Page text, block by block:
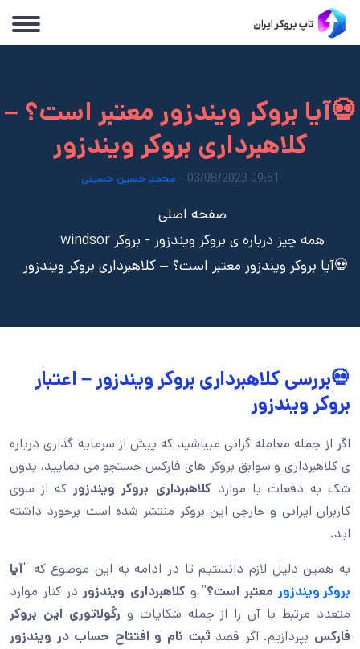
💀آیا بروکر ویندزور معتبر است؟ –
کلاهبرداری بروکر ویندزور
09:51 03/08/2023 - محمد حسین حسینی
صفحه اصلی
همه چیز درباره ی بروکر ویندزور - بروکر windsor
💀آیا بروکر ویندزور معتبر است؟ – کلاهبرداری بروکر ویندزور
💀بررسی کلاهبرداری بروکر ویندزور – اعتبار
بروکر ویندزور
اگر از جمله معامله گرانی میباشید که پیش از سرمایه گذاری درباره
ی کلاهبرداری و سوابق بروکر های فارکس جستجو می نمایید، بدون
شک به دفعات با موارد کلاهبرداری بروکر ویندزورکه از سوی
کاربران ایرانی و خارجی این بروکر منتشر شده است برخورد داشته
اید.
به همین دلیل لازم دانستیم تا در ادامه به این موضوع که “آیا
بروکر ویندزور معتبر است؟” و کلاهبرداری ویندزوردر کنار موارد
متعدد مرتبط با آن را از جمله شکایات و رگولاتوری این بروکر
فارکس بپردازیم. اگر قصد ثبت نام و افتتاح حساب در ویندزور